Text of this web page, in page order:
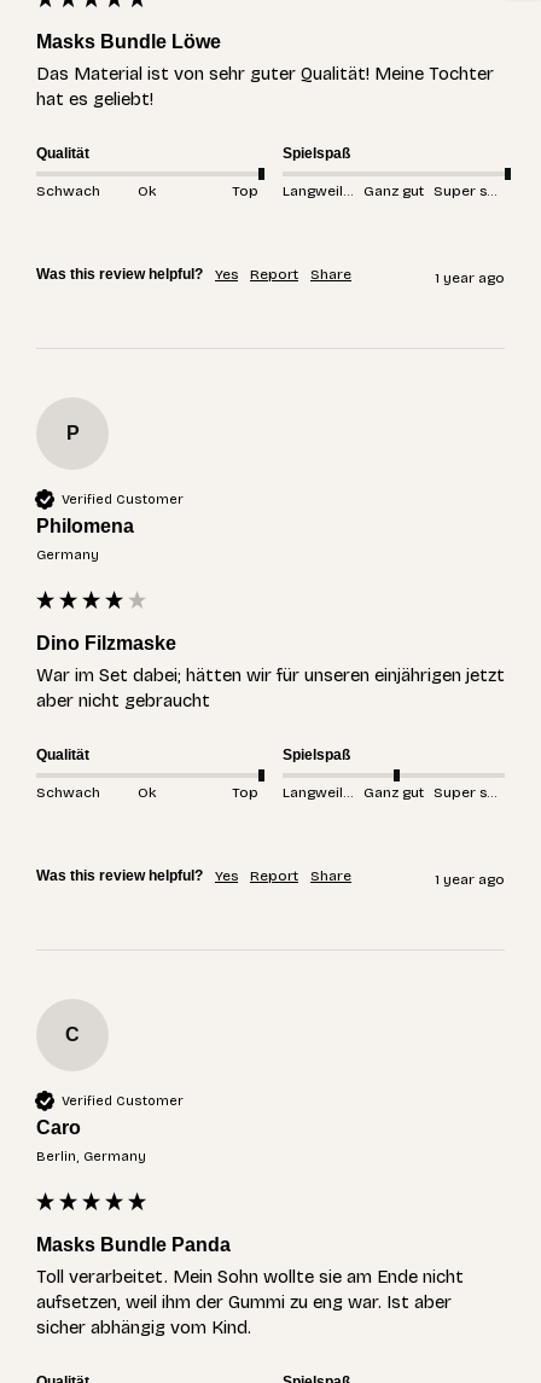
Masks Bundle Löwe
Das Material ist von sehr guter Qualität! Meine Tochter
hat es geliebt!
Qualität
Schwach Ok Top
Spielspaß
Langweilig Ganz gut Super spannend
Was this review helpful? Yes Report Share 1 year ago
P
Verified Customer
Philomena
Germany
Dino Filzmaske
War im Set dabei; hätten wir für unseren einjährigen jetzt
aber nicht gebraucht
Qualität
Schwach Ok Top
Spielspaß
Langweilig Ganz gut Super spannend
Was this review helpful? Yes Report Share 1 year ago
C
Verified Customer
Caro
Berlin, Germany
Masks Bundle Panda
Toll verarbeitet. Mein Sohn wollte sie am Ende nicht
aufsetzen, weil ihm der Gummi zu eng war. Ist aber
sicher abhängig vom Kind.